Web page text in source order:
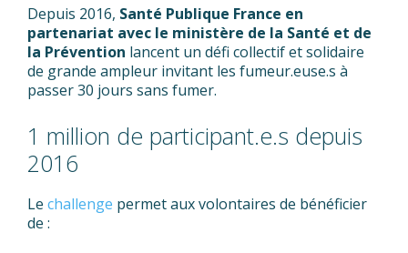
Depuis 2016, Santé Publique France en
partenariat avec le ministère de la Santé et de
la Prévention lancent un défi collectif et solidaire
de grande ampleur invitant les fumeur.euse.s à
passer 30 jours sans fumer.
1 million de participant.e.s depuis
2016
Le challenge permet aux volontaires de bénéficier
de :